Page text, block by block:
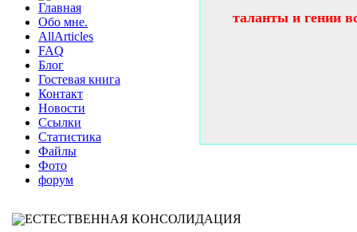
Главная
Обо мне.
AllArticles
FAQ
Блог
Гостевая книга
Контакт
Новости
Ссылки
Статистика
Файлы
Фото
форум
ЕСТЕСТВЕННАЯ КОНСОЛИДАЦИЯ
таланты и гении